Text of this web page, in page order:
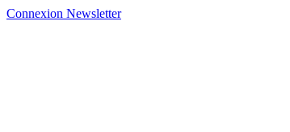
Connexion Newsletter